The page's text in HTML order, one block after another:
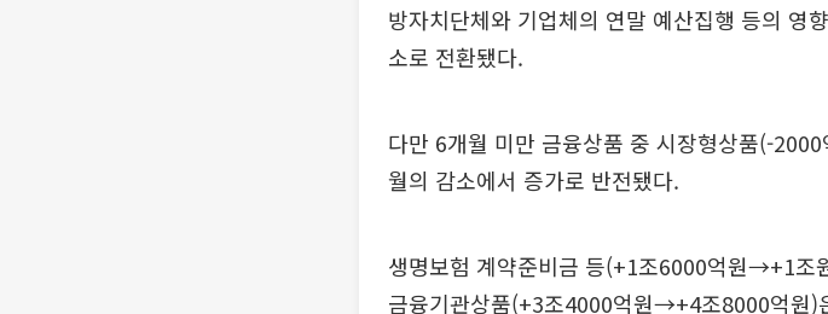
방자치단체와 기업체의 연말 예산집행 등의 영
소로 전환됐다.
다만 6개월 미만 금융상품 중 시장형상품(-
월의 감소에서 증가로 반전됐다.
생명보험 계약준비금 등(+1조6000억원→+1조
금융기관상품(+3조4000억원→+4조8000억원)